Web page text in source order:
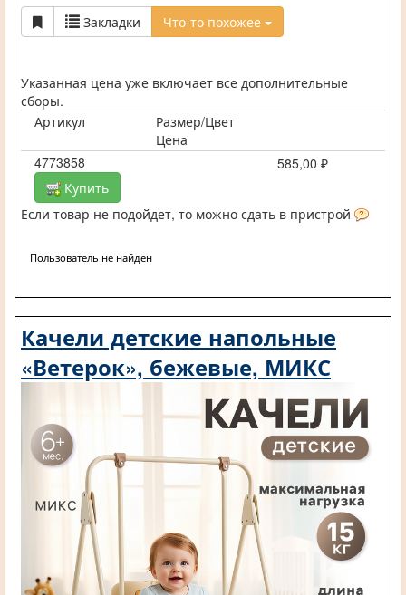
Закладки Что-то похожее
Указанная цена уже включает все дополнительные
сборы.
Артикул
Размер/Цвет
Цена
4773858
585,00 ₽
Купить
Если товар не подойдет, то можно сдать в пристрой
Пользователь не найден
Качели детские напольные
«Ветерок», бежевые, МИКС